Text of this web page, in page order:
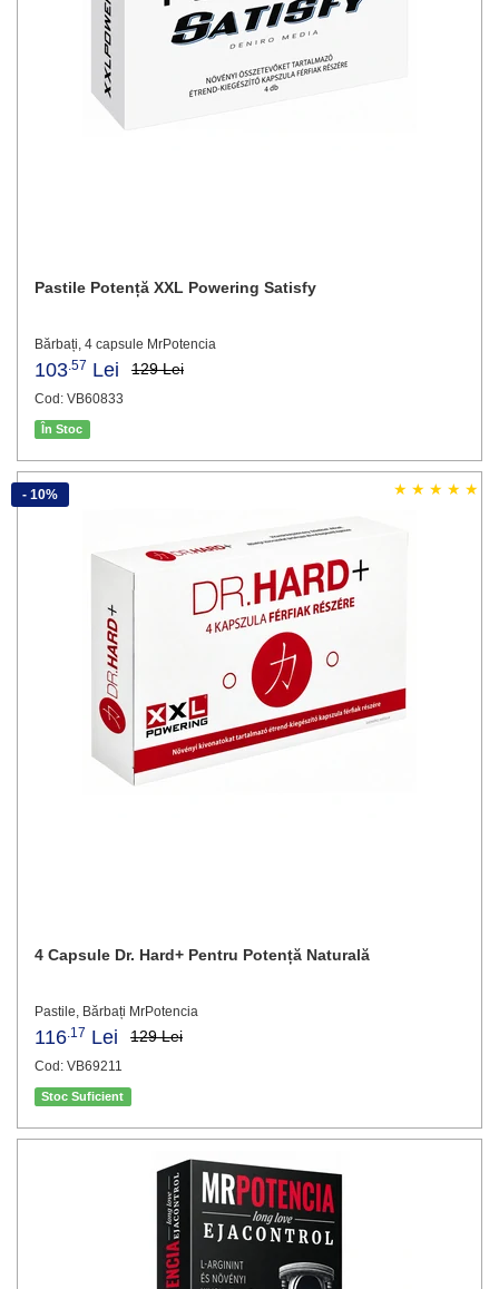
Pastile Potență XXL Powering Satisfy
Bărbați, 4 capsule MrPotencia
103 .57 Lei 129 Lei
Cod: VB60833
În Stoc
4 Capsule Dr. Hard+ Pentru Potență Naturală
Pastile, Bărbați MrPotencia
116 .17 Lei 129 Lei
Cod: VB69211
Stoc Suficient
- 10%